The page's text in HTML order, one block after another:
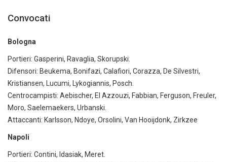
Convocati
Bologna
Portieri: Gasperini, Ravaglia, Skorupski.
Difensori: Beukema, Bonifazi, Calafiori, Corazza, De Silvestri,
Kristiansen, Lucumi, Lykogiannis, Posch.
Centrocampisti: Aebischer, El Azzouzi, Fabbian, Ferguson, Freuler,
Moro, Saelemaekers, Urbanski.
Attaccanti: Karlsson, Ndoye, Orsolini, Van Hooijdonk, Zirkzee
Napoli
Portieri: Contini, Idasiak, Meret.